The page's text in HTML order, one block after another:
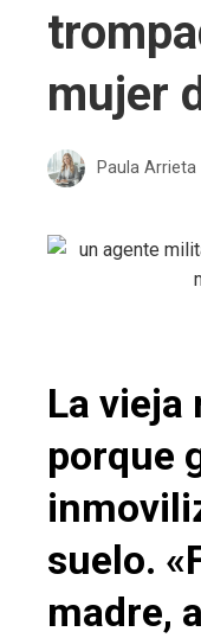
mujer
Paula Arrieta
La vieja
porque
suelo.
madre,